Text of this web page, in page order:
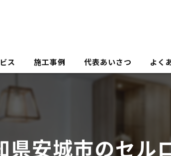
ス 施工事例 代表あいさつ よく
県安城市のセル